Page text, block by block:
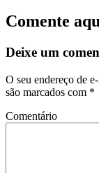
Comente
Deixe um
O seu endereço de
são marcados com *
Comentário